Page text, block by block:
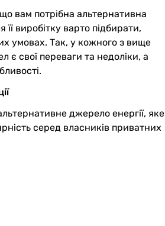
вам потрібна альтернативна
її виробітку варто підбирати,
умовах. Так, у кожного з вище
є свої переваги та недоліки, а
джерело енергії, яке
серед власників приватних